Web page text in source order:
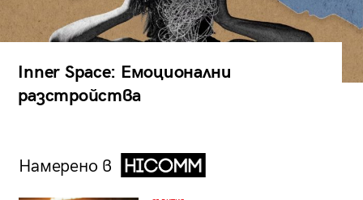
Inner Space: Емоционални
разстройства
Намерено в